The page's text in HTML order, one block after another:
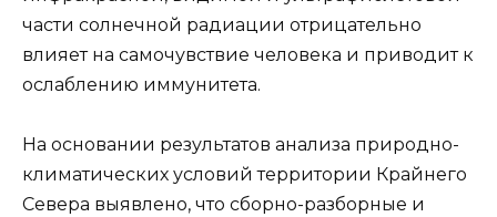
части солнечной радиации отрицательно
влияет на самочувствие человека и приводит к
ослаблению иммунитета.
На основании результатов анализа природно-
климатических условий территории Крайнего
Севера выявлено, что сборно-разборные и